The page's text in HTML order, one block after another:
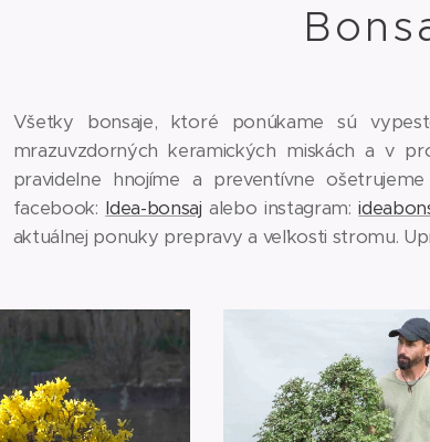
Všetky bonsaje, ktoré ponúkame sú
mrazuvzdorných keramických miskách a v
pravidelne hnojíme a preventívne
facebook: Idea-bonsaj alebo instagram:
aktuálnej ponuky prepravy a veľkosti stromu.